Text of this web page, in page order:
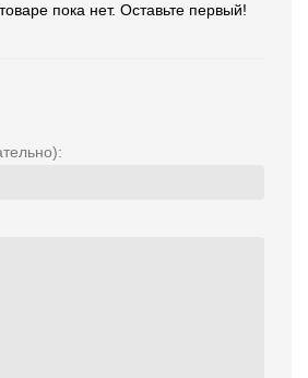
пока нет. Оставьте первый!